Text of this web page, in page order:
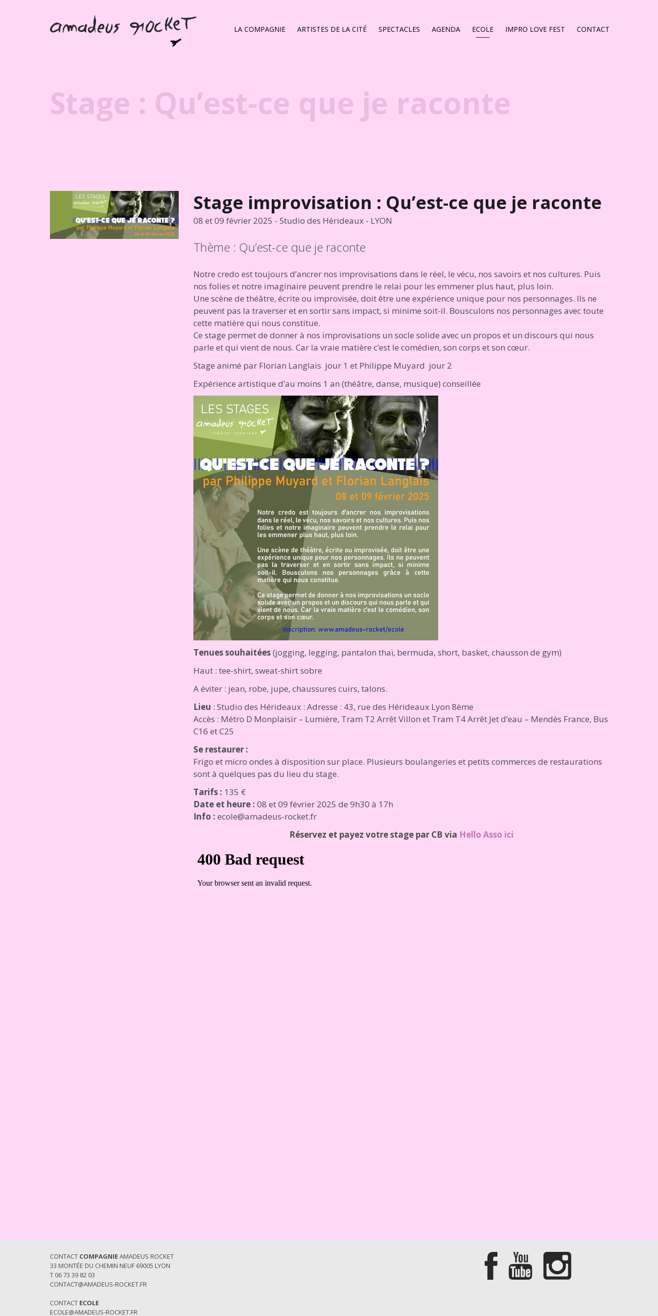
LA COMPAGNIE ARTISTES DE LA CITÉ SPECTACLES AGENDA ECOLE IMPRO LOVE FEST CONTACT
Stage : Qu’est-ce que je raconte
Stage improvisation : Qu’est-ce que je raconte
08 et 09 février 2025 - Studio des Hérideaux - LYON
Thème : Qu’est-ce que je raconte
Notre credo est toujours d’ancrer nos improvisations dans le réel, le vécu, nos savoirs et nos cultures. Puis
nos folies et notre imaginaire peuvent prendre le relai pour les emmener plus haut, plus loin.
Une scène de théâtre, écrite ou improvisée, doit être une expérience unique pour nos personnages. Ils ne
peuvent pas la traverser et en sortir sans impact, si minime soit-il. Bousculons nos personnages avec toute
cette matière qui nous constitue.
Ce stage permet de donner à nos improvisations un socle solide avec un propos et un discours qui nous
parle et qui vient de nous. Car la vraie matière c’est le comédien, son corps et son cœur.
Stage animé par Florian Langlais jour 1 et Philippe Muyard jour 2
Expérience artistique d’au moins 1 an (théâtre, danse, musique) conseillée
Tenues souhaitées(jogging, legging, pantalon thaï, bermuda, short, basket, chausson de gym)
Haut : tee-shirt, sweat-shirt sobre
A éviter : jean, robe, jupe, chaussures cuirs, talons.
Lieu : Studio des Hérideaux : Adresse : 43, rue des Hérideaux Lyon 8ème
Accès : Métro D Monplaisir – Lumière, Tram T2 Arrêt Villon et Tram T4 Arrêt Jet d’eau – Mendès France, Bus
C16 et C25
Se restaurer :
Frigo et micro ondes à disposition sur place. Plusieurs boulangeries et petits commerces de restaurations
sont à quelques pas du lieu du stage.
Tarifs : 135 €
Date et heure : 08 et 09 février 2025 de 9h30 à 17h
Info : ecole@amadeus-rocket.fr
Réservez et payez votre stage par CB via Hello Asso ici
CONTACT COMPAGNIEAMADEUS ROCKET
33 MONTÉE DU CHEMIN NEUF 69005 LYON
T 06 73 39 82 03
CONTACT@AMADEUS-ROCKET.FR
CONTACT ECOLE
ECOLE@AMADEUS-ROCKET.FR